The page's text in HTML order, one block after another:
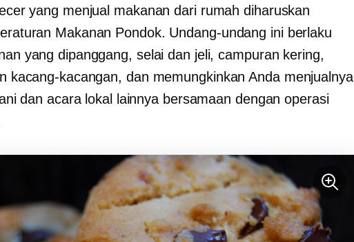
yang menjual makanan dari rumah diharuskan
Makanan Pondok. Undang-undang ini berlaku
yang dipanggang, selai dan jeli, campuran kering,
kacang-kacangan, dan memungkinkan Anda menjualnya
dan acara lokal lainnya bersamaan dengan operasi